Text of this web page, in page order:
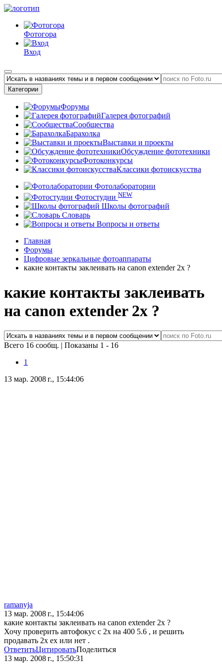
Фотогора
Вход
Категории
Форумы
Галерея фотографий
Сообщества
Барахолка
Выставки и проекты
Обсуждение фототехники
Фотоконкурсы
Классики фотоискусства
Фотолаборатории
Фотостудии NEW
Школы фотографий
Словарь
Вопросы и ответы
Главная
Форумы
Цифровые зеркальные фотоаппараты
какие контакты заклеивать на canon extender 2x ?
какие контакты заклеивать
на canon extender 2x ?
Всего 16 сообщ. | Показаны 1 - 16
1
13 мар. 2008 г., 15:44:06
ramanyja
13 мар. 2008 г., 15:44:06
какие контакты заклеивать на canon extender 2x ?
Хочу проверить автофокус с 2х на 400 5.6 , и решить
продавать 2х ех или нет .
ОтветитьЦитироватьПоделиться
13 мар. 2008 г., 15:50:31